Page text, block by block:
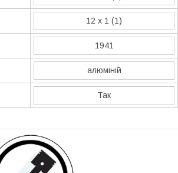
12 x 1 (1)
1941
алюміній
Так